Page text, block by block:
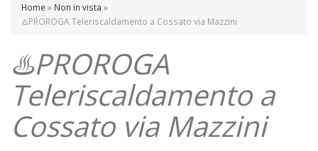
Home » Non in vista »
♨️PROROGA Teleriscaldamento a Cossato via Mazzini
♨️PROROGA
Teleriscaldamento a
Cossato via Mazzini